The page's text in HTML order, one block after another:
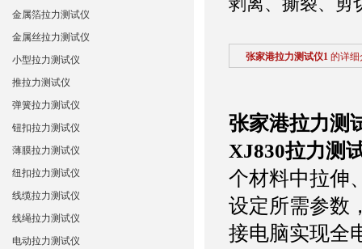
张家港拉力测试仪1 的详细
张家港拉力测
XJ830拉力测
个材料中拉伸
设定所需参数
接电脑实现全
金属箔拉力测试仪
金属丝拉力测试仪
小型拉力测试仪
推拉力测试仪
弹簧拉力测试仪
钮扣拉力测试仪
薄膜拉力测试仪
纽扣拉力测试仪
线缆拉力测试仪
线绳拉力测试仪
电动拉力测试仪